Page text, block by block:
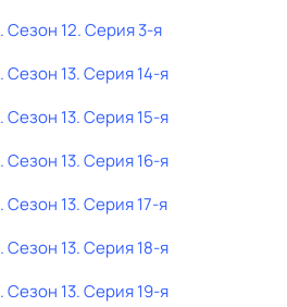
. Сезон 12. Серия 3-я
. Сезон 13. Серия 14-я
. Сезон 13. Серия 15-я
. Сезон 13. Серия 16-я
. Сезон 13. Серия 17-я
. Сезон 13. Серия 18-я
. Сезон 13. Серия 19-я